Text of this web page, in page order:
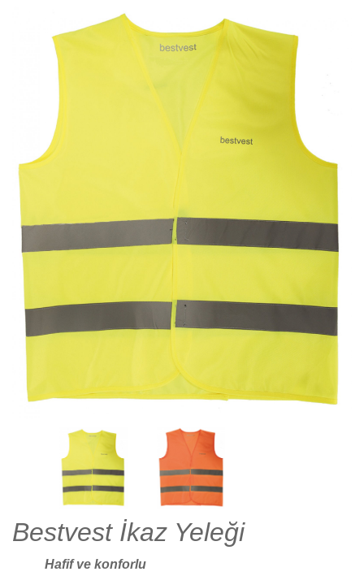
Bestvest İkaz Yeleği
Hafif ve konforlu